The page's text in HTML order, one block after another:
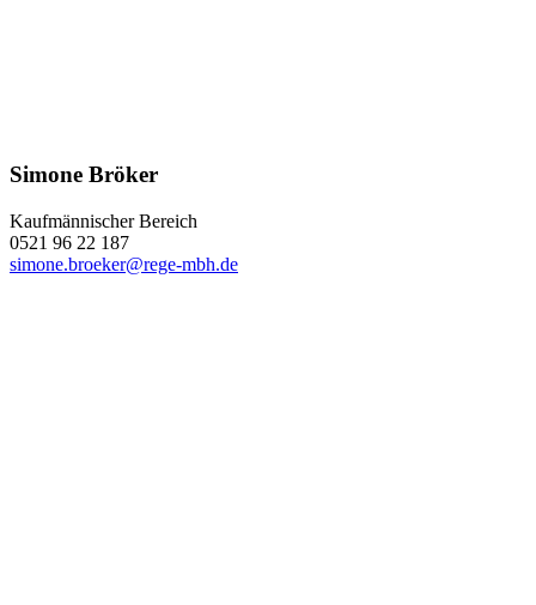
Simone Bröker
Kaufmännischer Bereich
0521 96 22 187
simone.broeker@rege-mbh.de